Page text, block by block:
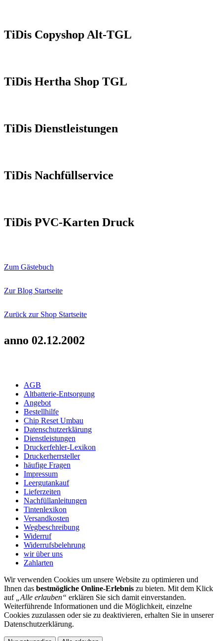
TiDis Copyshop Alt-TGL
TiDis Hertha Shop TGL
TiDis Dienstleistungen
TiDis Nachfüllservice
TiDis PVC-Karten Druck
Zum Gästebuch
Zur Blog Startseite
Zurück zur Shop Startseite
anno 02.12.2002
AGB
Altbatterie-Entsorgung
Angebot
Bestellhilfe
Chip Reset Umbau
Datenschutzerklärung
Dienstleistungen
Druckerfehler-Lexikon
Druckerherrsteller
häufige Fragen
Impressum
Leergutankauf
Lieferzeiten
Nachfüllanleitungen
Tintenlexikon
Versandkosten
Wegbeschreibung
Widerruf
Widerrufsbelehrung
wir über uns
Zahlarten
Wir verwenden Cookies um unsere Website zu optimieren und
Ihnen das bestmögliche Online-Erlebnis zu bieten. Mit dem Klick
auf
„Alle erlauben“ erklären Sie sich damit einverstanden.
Weiterführende Informationen und die Möglichkeit, einzelne
Cookies zuzulassen oder sie zu deaktivieren, erhalten Sie in unserer
Datenschutzerklärung.